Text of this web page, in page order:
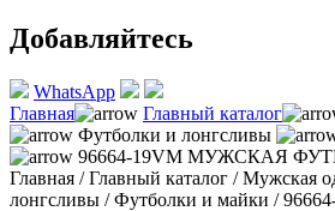
Добавляйтесь
WhatsApp
Главная
Главный каталог
Футболки и лонгсливы
96664-19VM МУЖСКАЯ
Главная /Главный каталог /Мужская
лонгсливы /Футболки и майки /